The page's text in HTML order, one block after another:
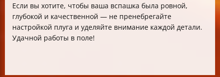
Если вы хотите, чтобы ваша вспашка была ровной,
глубокой и качественной — не пренебрегайте
настройкой плуга и уделяйте внимание каждой детали.
Удачной работы в поле!